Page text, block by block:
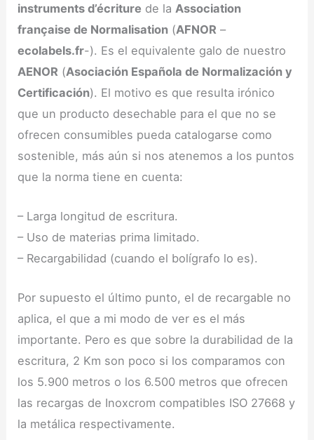
instruments d’écriture de la Association
française de Normalisation (AFNOR –
ecolabels.fr-). Es el equivalente galo de nuestro
AENOR (Asociación Española de Normalización y
Certificación). El motivo es que resulta irónico
que un producto desechable para el que no se
ofrecen consumibles pueda catalogarse como
sostenible, más aún si nos atenemos a los puntos
que la norma tiene en cuenta:
– Larga longitud de escritura.
– Uso de materias prima limitado.
– Recargabilidad (cuando el bolígrafo lo es).
Por supuesto el último punto, el de recargable no
aplica, el que a mi modo de ver es el más
importante. Pero es que sobre la durabilidad de la
escritura, 2 Km son poco si los comparamos con
los 5.900 metros o los 6.500 metros que ofrecen
las recargas de Inoxcrom compatibles ISO 27668 y
la metálica respectivamente.